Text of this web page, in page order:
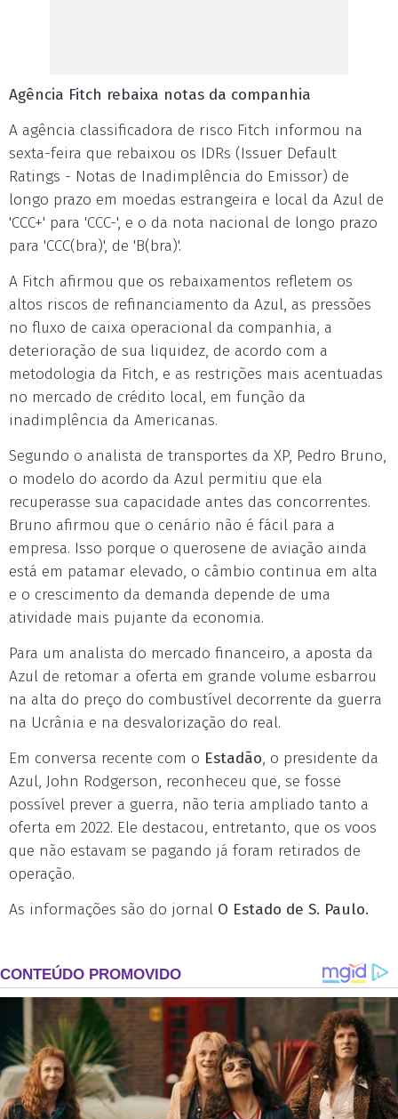
Agência Fitch rebaixa notas da companhia
A agência classificadora de risco Fitch informou na
sexta-feira que rebaixou os IDRs (Issuer Default
Ratings - Notas de Inadimplência do Emissor) de
longo prazo em moedas estrangeira e local da Azul de
'CCC+' para 'CCC-', e o da nota nacional de longo prazo
para 'CCC(bra)', de 'B(bra)'.
A Fitch afirmou que os rebaixamentos refletem os
altos riscos de refinanciamento da Azul, as pressões
no fluxo de caixa operacional da companhia, a
deterioração de sua liquidez, de acordo com a
metodologia da Fitch, e as restrições mais acentuadas
no mercado de crédito local, em função da
inadimplência da Americanas.
Segundo o analista de transportes da XP, Pedro Bruno,
o modelo do acordo da Azul permitiu que ela
recuperasse sua capacidade antes das concorrentes.
Bruno afirmou que o cenário não é fácil para a
empresa. Isso porque o querosene de aviação ainda
está em patamar elevado, o câmbio continua em alta
e o crescimento da demanda depende de uma
atividade mais pujante da economia.
Para um analista do mercado financeiro, a aposta da
Azul de retomar a oferta em grande volume esbarrou
na alta do preço do combustível decorrente da guerra
na Ucrânia e na desvalorização do real.
Em conversa recente com o Estadão, o presidente da
Azul, John Rodgerson, reconheceu que, se fosse
possível prever a guerra, não teria ampliado tanto a
oferta em 2022. Ele destacou, entretanto, que os voos
que não estavam se pagando já foram retirados de
operação.
As informações são do jornal O Estado de S. Paulo.